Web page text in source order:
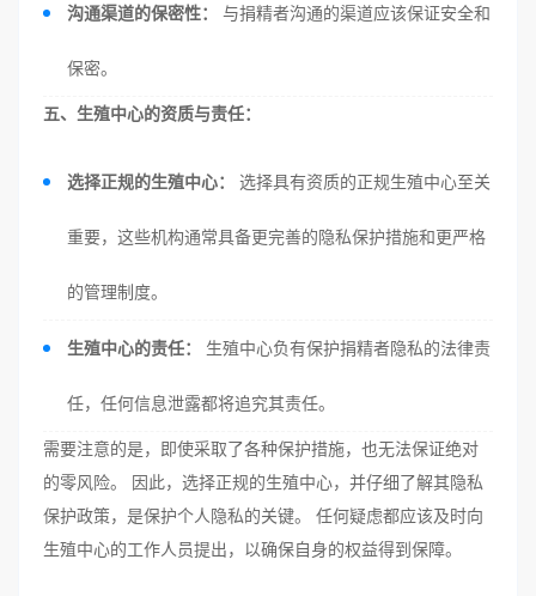
沟通渠道的保密性： 与捐精者沟通的渠道应该保证安全和
保密。
五、生殖中心的资质与责任：
选择正规的生殖中心： 选择具有资质的正规生殖中心至关
重要，这些机构通常具备更完善的隐私保护措施和更严格
的管理制度。
生殖中心的责任： 生殖中心负有保护捐精者隐私的法律责
任，任何信息泄露都将追究其责任。
需要注意的是，即使采取了各种保护措施，也无法保证绝对
的零风险。 因此，选择正规的生殖中心，并仔细了解其隐私
保护政策，是保护个人隐私的关键。 任何疑虑都应该及时向
生殖中心的工作人员提出，以确保自身的权益得到保障。